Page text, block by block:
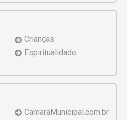
Crianças
Espiritualidade
CamaraMunicipal.com.br